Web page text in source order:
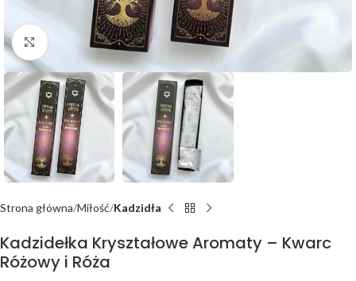
Click to enlarge
Strona główna Miłość Kadzidła
Kadzidełka Kryształowe Aromaty – Kwarc
Różowy i Róża